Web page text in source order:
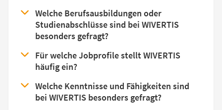
Welche Berufsausbildungen oder
Studienabschlüsse sind bei WIVERTIS
besonders gefragt?
Für welche Jobprofile stellt WIVERTIS
häufig ein?
Welche Kenntnisse und Fähigkeiten sind
bei WIVERTIS besonders gefragt?